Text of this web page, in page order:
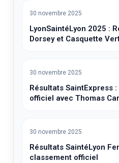
30 novembre 2025
LyonSaintéLyon 2025 :
Dorsey et Casquette
30 novembre 2025
Résultats SaintExpress
officiel avec Thomas
30 novembre 2025
Résultats SaintéLyon
classement officiel